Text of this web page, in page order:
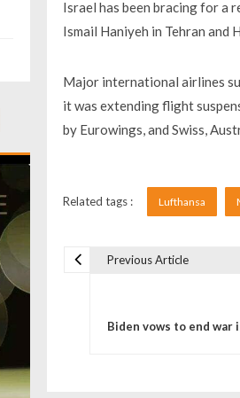
Israel has been bracing for a
Ismail Haniyeh in Tehran and
Major international airlines
it was extending flight
by Eurowings, and Swiss,
Related tags : Lufthansa
Previous Article
Biden vows to end war